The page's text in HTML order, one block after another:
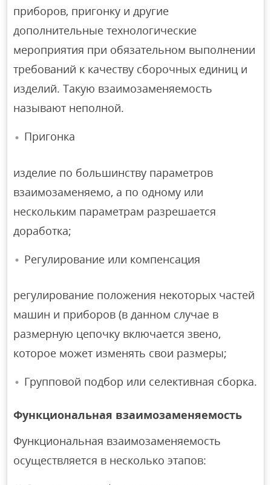
приборов, пригонку и другие
дополнительные технологические
мероприятия при обязательном выполнении
требований к качеству сборочных единиц и
изделий. Такую взаимозаменяемость
называют неполной.
Пригонка
изделие по большинству параметров
взаимозаменяемо, а по одному или
нескольким параметрам разрешается
доработка;
Регулирование или компенсация
регулирование положения некоторых частей
машин и приборов (в данном случае в
размерную цепочку включается звено,
которое может изменять свои размеры;
Групповой подбор или селективная сборка.
Функциональная взаимозаменяемость
Функциональная взаимозаменяемость
осуществляется в несколько этапов: